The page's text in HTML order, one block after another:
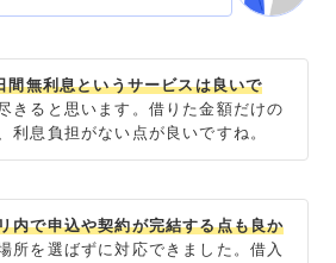
間無利息というサービスは良いで
きると思います。借りた金額だけの
利息負担がない点が良いですね。
内で申込や契約が完結する点も良か
所を選ばずに対応できました。借入